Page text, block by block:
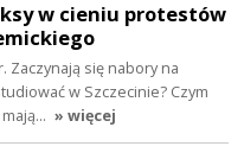
w cieniu protestów
Zaczynają się nabory na
w Szczecinie? Czym
» więcej